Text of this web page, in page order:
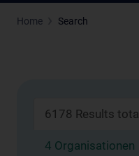
Home Search
6178 Results total
4 Organisationen